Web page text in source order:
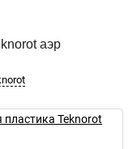
аэр